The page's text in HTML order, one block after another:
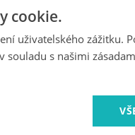
hodit jak do malé, tak i
cookie.
uživatelského zážitku.
souladu s našimi